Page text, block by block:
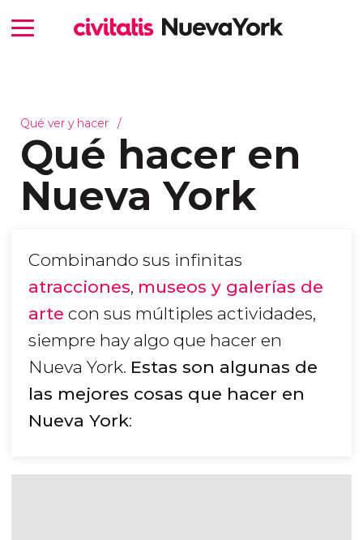
Qué ver y hacer
Qué hacer en
Nueva York
Combinando sus infinitas
atracciones, museos y galerías de
arte con sus múltiples actividades,
siempre hay algo que hacer en
Nueva York. Estas son algunas de
las mejores cosas que hacer en
Nueva York: